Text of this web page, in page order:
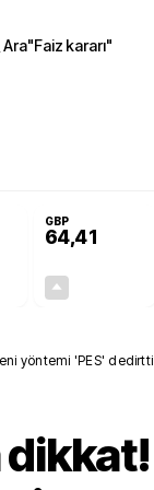
Ara"Faiz kararı"
GBP
64,41
yöntemi 'PES' dedirtti